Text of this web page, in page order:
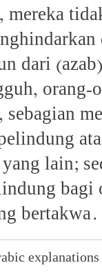
mereka
dari
orang-
lain;
bagi
bertakwa.
explanations